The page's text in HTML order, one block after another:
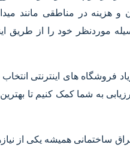
هزینه در مناطقی مانند
موردنظر خود را از طریق
فروشگاه های اینترنتی
به شما کمک کنیم تا بهترین
ساختمانی همیشه یکی از